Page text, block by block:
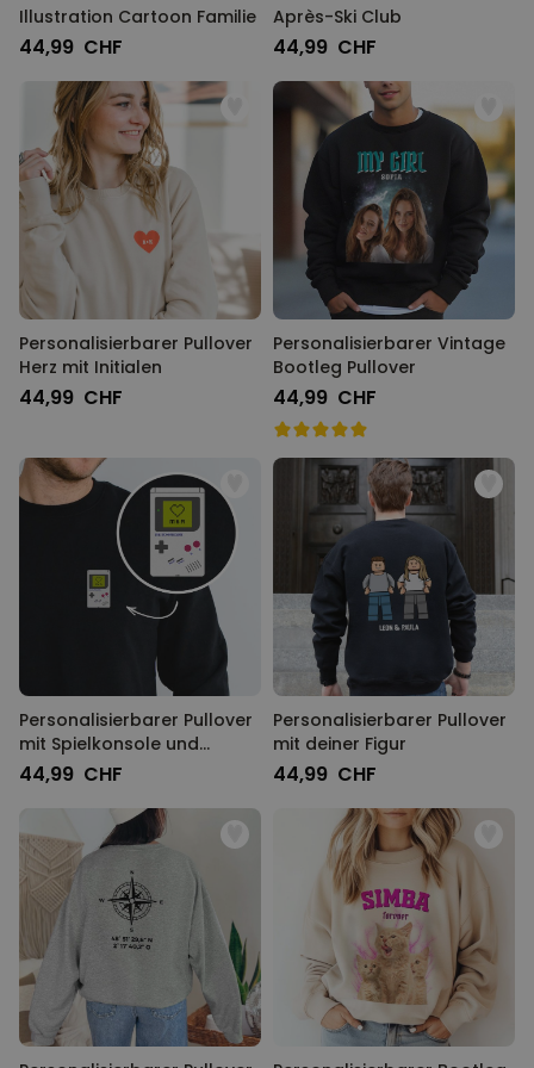
Illustration Cartoon Familie
44,99 CHF
Après-Ski Club
44,99 CHF
Personalisierbarer Pullover
Herz mit Initialen
44,99 CHF
Personalisierbarer Vintage
Bootleg Pullover
44,99 CHF
Personalisierbarer Pullover
mit Spielkonsole und
Namen
44,99 CHF
Personalisierbarer Pullover
mit deiner Figur
44,99 CHF